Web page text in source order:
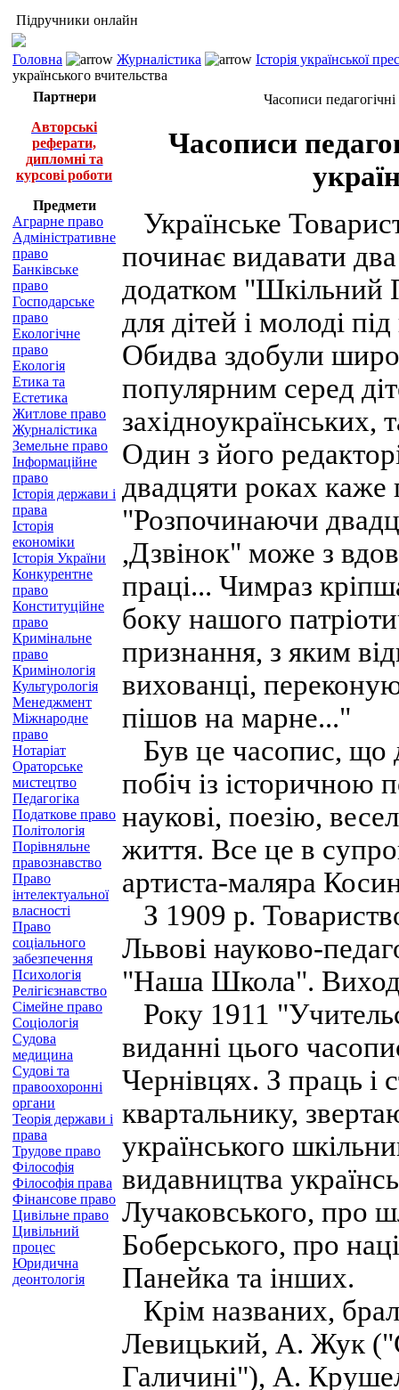
Підручники онлайн
Головна Журналістика
Історія української
українського вчительства
Партнери
Авторські
реферати,
дипломні та
курсові роботи
Предмети
Аграрне право
Адміністративне
право
Банківське
право
Господарське
право
Екологічне
право
Екологія
Етика та
Естетика
Житлове право
Журналістика
Земельне право
Інформаційне
право
Історія держави і
права
Історія
економіки
Історія України
Конкурентне
право
Конституційне
право
Кримінальне
право
Кримінологія
Культурологія
Менеджмент
Міжнародне
право
Нотаріат
Ораторське
мистецтво
Педагогіка
Податкове право
Політологія
Порівняльне
правознавство
Право
інтелектуальної
власності
Право
соціального
забезпечення
Психологія
Релігієзнавство
Сімейне право
Соціологія
Судова
медицина
Судові та
правоохоронні
органи
Теорія держави і
права
Трудове право
Філософія
Філософія права
Фінансове право
Цивільне право
Цивільний
процес
Юридична
деонтологія
Часописи
Часописи
Українське
починає видавати
додатком "Шкільний
для дітей і молоді
Обидва здобули
популярним серед
західноукраїнських,
Один з його
двадцяти роках
"Розпочинаючи
,Дзвінок" може з
праці... Чимраз
боку нашого
признання, з яким
вихованці,
пішов на марне..."
Був це часопис, що
побіч із історичною
наукові, поезію,
життя. Все це в
артиста-маляра
З 1909 р.
Львові науково-
"Наша Школа".
Року 1911
виданні цього
Чернівцях. З праць і
квартальнику,
українського
видавництва
Лучаковського, про
Боберського, про
Панейка та інших.
Крім названих,
Левицький, А. Жук
Галичині"), А.